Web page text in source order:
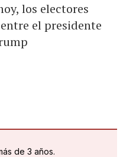
los electores
el presidente
de 3 años.